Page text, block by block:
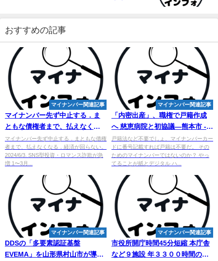
おすすめの記事
マイナンバー関連記事
マイナンバー先ず中止する．ま
ともな債権者まで、払えなくな
る．経済が回らない。 - 橋本べん
...
マイナンバー先ず中止する．まともな債権
者まで、払えなくなる．経済が回らない。
2024/6/3. SNS型投資・ロマンス詐欺が急
増 1〜3月...
マイナンバー関連記事
「内密出産」、職権で戸籍作成
へ 慈恵病院と初協議―熊本市 -
時事ドットコム
戸籍法など不要でしょ、マイナンバーカー
ドに番号記載すれば戸籍は不要だ。 その
ためのマイナンバーではないのか？ やっ
てることが紙とデジタル ハ...
マイナンバー関連記事
DDSの「多要素認証基盤
EVEMA」を山形県村山市が導入
マイナンバー関連記事
市役所開庁時間45分短縮 本庁舎
など９施設 年３３００時間の時